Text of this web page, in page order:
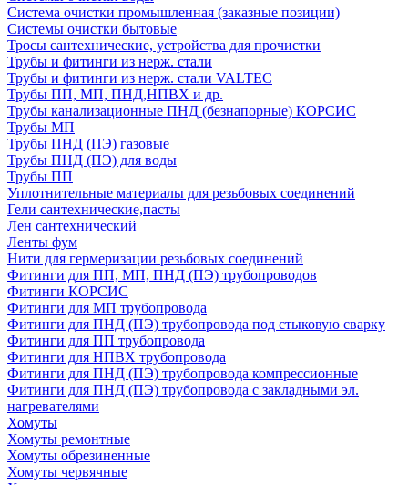
Система очистки промышленная (заказные позиции)
Системы очистки бытовые
Тросы сантехнические, устройства для прочистки
Трубы и фитинги из нерж. стали
Трубы и фитинги из нерж. стали VALTEC
Трубы ПП, МП, ПНД,НПВХ и др.
Трубы канализационные ПНД (безнапорные) КОРСИС
Трубы МП
Трубы ПНД (ПЭ) газовые
Трубы ПНД (ПЭ) для воды
Трубы ПП
Уплотнительные материалы для резьбовых соединений
Гели сантехнические,пасты
Лен сантехнический
Ленты фум
Нити для гермеризации резьбовых соединений
Фитинги для ПП, МП, ПНД (ПЭ) трубопроводов
Фитинги КОРСИС
Фитинги для МП трубопровода
Фитинги для ПНД (ПЭ) трубопровода под стыковую сварку
Фитинги для ПП трубопровода
Фитинги для НПВХ трубопровода
Фитинги для ПНД (ПЭ) трубопровода компрессионные
Фитинги для ПНД (ПЭ) трубопровода с закладными эл.
нагревателями
Хомуты
Хомуты ремонтные
Хомуты обрезиненные
Хомуты червячные